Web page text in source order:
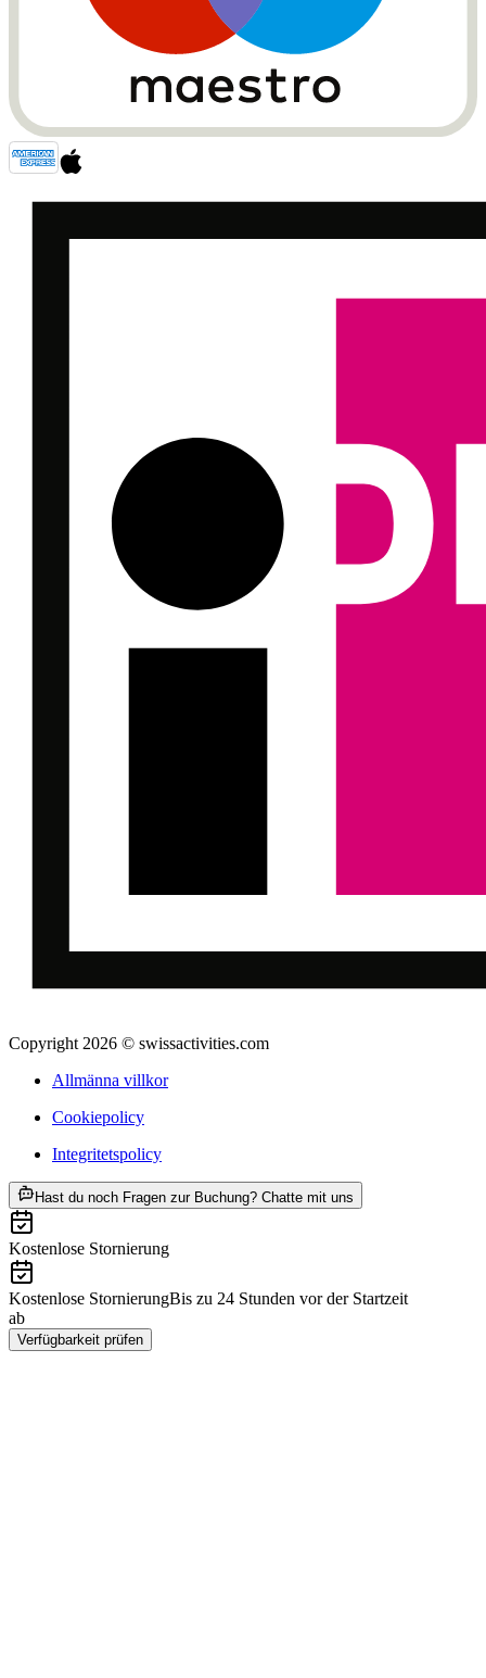
Copyright 2026 © swissactivities.com
Allmänna villkor
Cookiepolicy
Integritetspolicy
Hast du noch Fragen zur Buchung? Chatte mit uns
Kostenlose Stornierung
Kostenlose StornierungBis zu 24 Stunden vor der Startzeit
ab
Verfügbarkeit prüfen